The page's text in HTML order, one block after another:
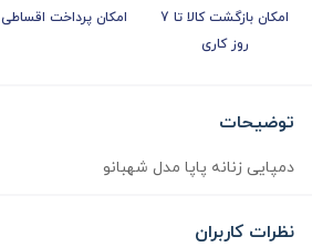
امکان بازگشت کالا تا 7
روز کاری
امکان پرداخت اقساطی
توضیحات
دمپایی زنانه پاپا مدل شهبانو
نظرات کاربران